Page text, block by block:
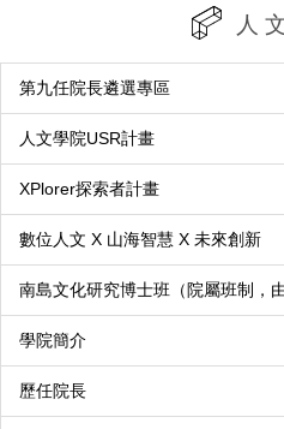
人
第九任院長遴選專區
人文學院USR計畫
XPlorer探索者計畫
數位人文 X 山海智慧 X 未來創新
南島文化研究博士班（院屬班制，
學院簡介
歷任院長